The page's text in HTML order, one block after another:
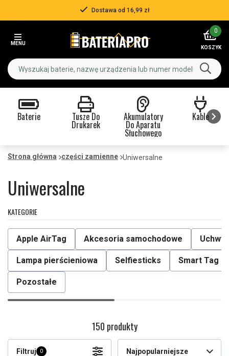
Ponad 500 000 klientów
MENU
0
KOSZYK
Baterie Tusze Do
Drukarek
Akumulatory
Do Aparatu
Słuchowego
Kable
Strona główna części zamienne Uniwersalne
Uniwersalne
KATEGORIE
Apple AirTag Akcesoria samochodowe
Lampa pierścieniowa Selfiesticks Smart Tag
Pozostałe
150 produkty
Filtruj 0 Najpopularniejsze